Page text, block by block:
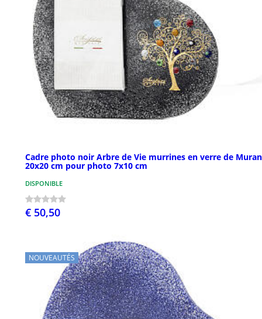
Cadre photo noir Arbre de Vie murrines en verre de
20x20 cm pour photo 7x10 cm
DISPONIBLE
€ 50,50
NOUVEAUTÉS